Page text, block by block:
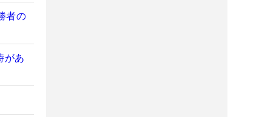
者の
があ